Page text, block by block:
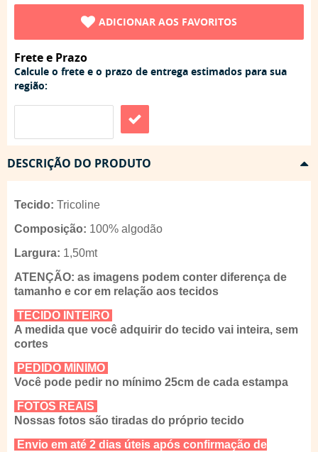
ADICIONAR AOS FAVORITOS
Frete e Prazo
Calcule o frete e o prazo de entrega estimados para sua
região:
DESCRIÇÃO DO PRODUTO
Tecido: Tricoline
Composição: 100% algodão
Largura: 1,50mt
ATENÇÃO: as imagens podem conter diferença de
tamanho e cor em relação aos tecidos
TECIDO INTEIRO
A medida que você adquirir do tecido vai inteira, sem
cortes
PEDIDO MÍNIMO
Você pode pedir no mínimo 25cm de cada estampa
FOTOS REAIS
Nossas fotos são tiradas do próprio tecido
Envio em até 2 dias úteis após confirmação de